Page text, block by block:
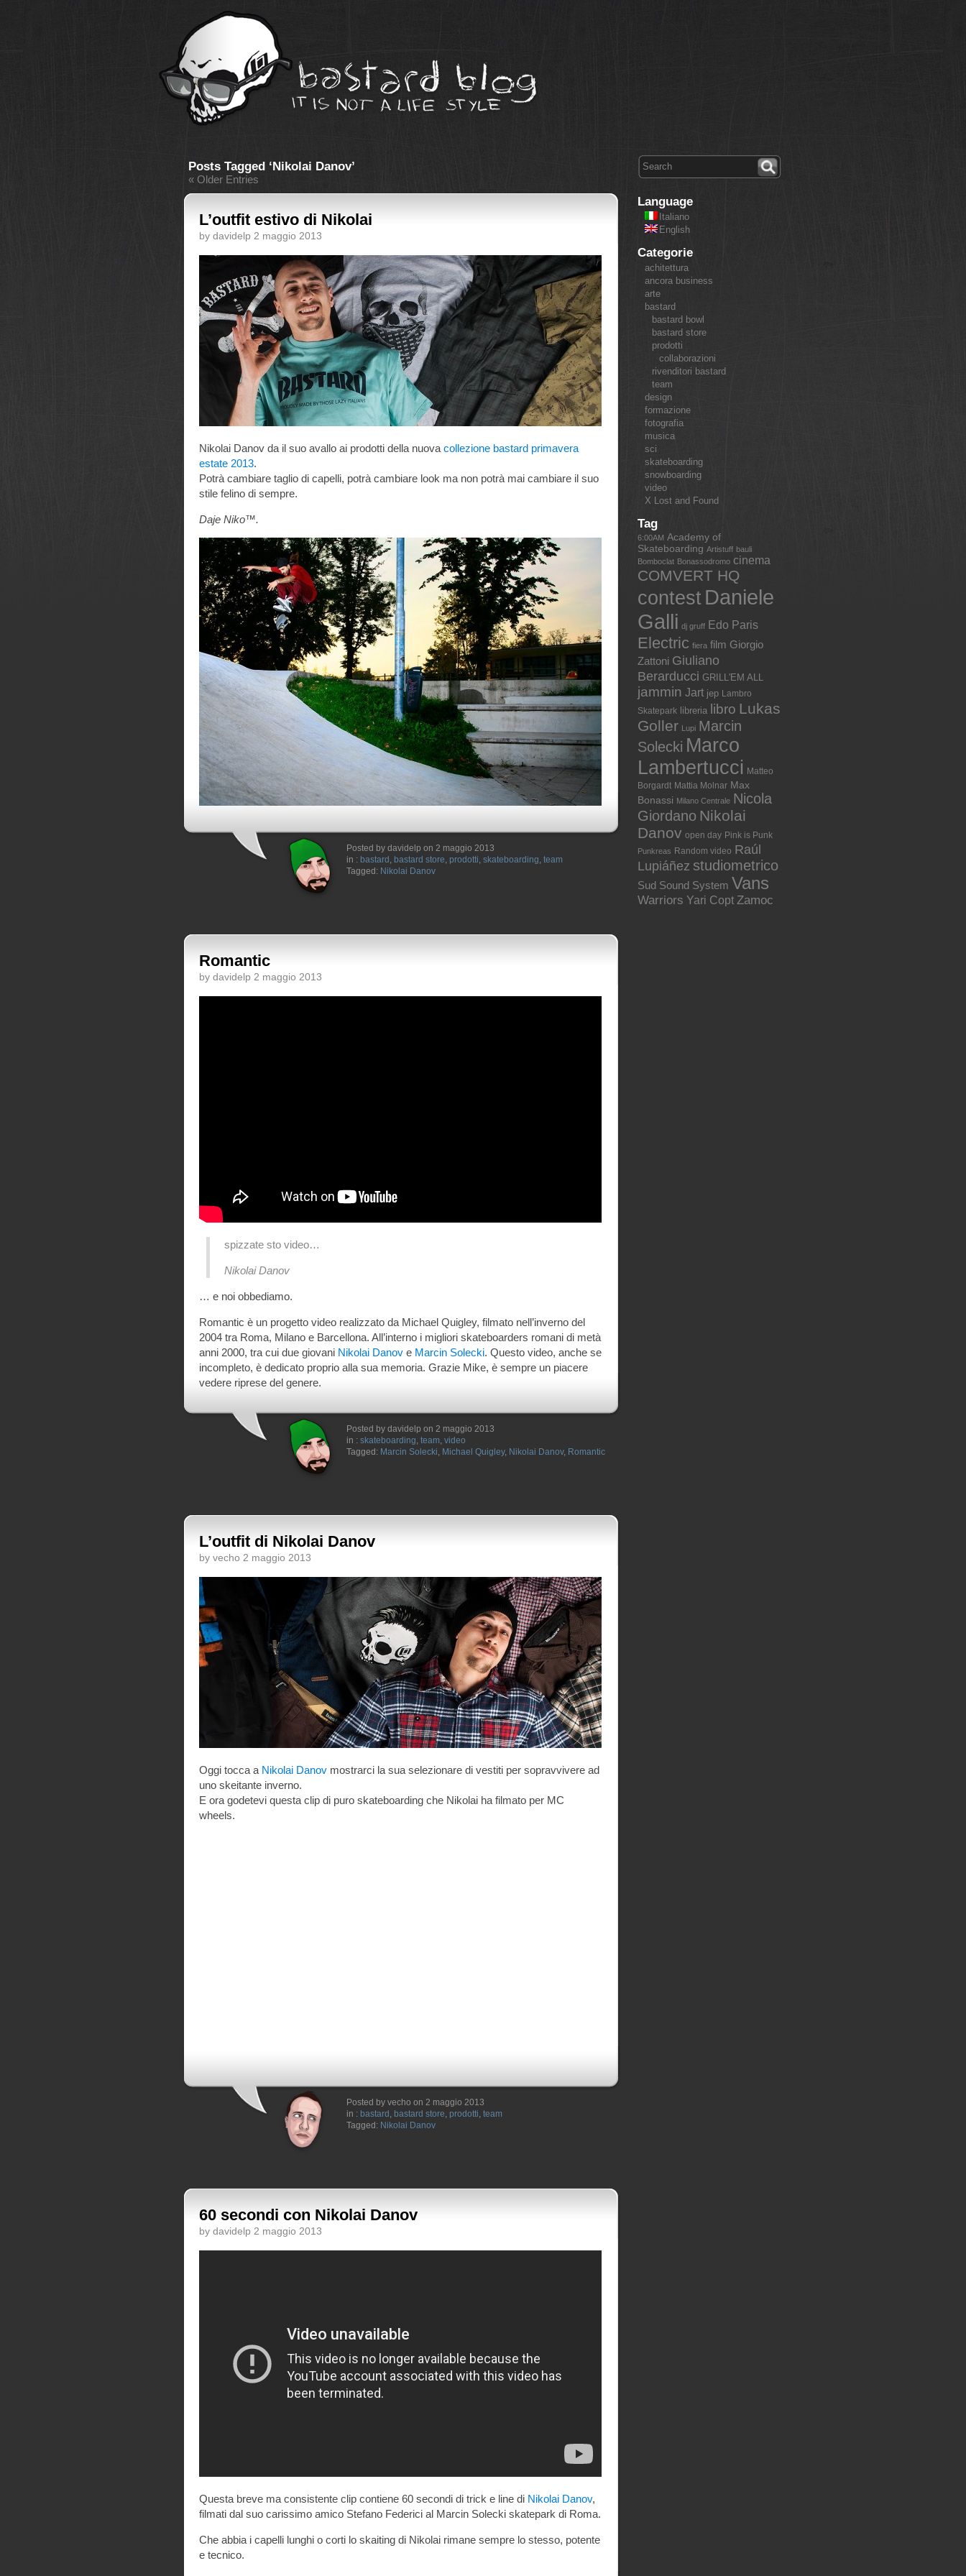
Posts Tagged ‘Nikolai Danov’
« Older Entries
L’outfit estivo di Nikolai
by davidelp 2 maggio 2013
Nikolai Danov da il suo avallo ai prodotti della nuova collezione bastard primavera
estate 2013.
Potrà cambiare taglio di capelli, potrà cambiare look ma non potrà mai cambiare il suo
stile felino di sempre.
Daje Niko™.
Posted by davidelp on 2 maggio 2013
in : bastard , bastard store, prodotti, skateboarding, team
Tagged: Nikolai Danov
Romantic
by davidelp 2 maggio 2013
spizzate sto video…
Nikolai Danov
… e noi obbediamo.
Romantic è un progetto video realizzato da Michael Quigley, filmato nell’inverno del
2004 tra Roma, Milano e Barcellona. All’interno i migliori skateboarders romani di metà
anni 2000, tra cui due giovani Nikolai Danov e Marcin Solecki. Questo video, anche se
incompleto, è dedicato proprio alla sua memoria. Grazie Mike, è sempre un piacere
vedere riprese del genere.
Posted by davidelp on 2 maggio 2013
in : skateboarding, team, video
Tagged: Marcin Solecki, Michael Quigley, Nikolai Danov, Romantic
L’outfit di Nikolai Danov
by vecho 2 maggio 2013
Oggi tocca a Nikolai Danov mostrarci la sua selezionare di vestiti per sopravvivere ad
uno skeitante inverno.
E ora godetevi questa clip di puro skateboarding che Nikolai ha filmato per MC
wheels.
Posted by vecho on 2 maggio 2013
in : bastard , bastard store, prodotti, team
Tagged: Nikolai Danov
60 secondi con Nikolai Danov
by davidelp 2 maggio 2013
Questa breve ma consistente clip contiene 60 secondi di trick e line di Nikolai Danov,
filmati dal suo carissimo amico Stefano Federici al Marcin Solecki skatepark di Roma.
Che abbia i capelli lunghi o corti lo skaiting di Nikolai rimane sempre lo stesso, potente
e tecnico.
Language
Italiano
English
Categorie
achitettura
ancora business
arte
bastard
bastard bowl
bastard store
prodotti
collaborazioni
rivenditori bastard
team
design
formazione
fotografia
musica
sci
skateboarding
snowboarding
video
X Lost and Found
Tag
6:00AM Academy of
Skateboarding Artistuff bauli
Bomboclat Bonassodromo cinema
COMVERT HQ
contest Daniele
Galli dj gruff Edo Paris
Electric fiera film Giorgio
Zattoni Giuliano
Berarducci GRILL'EM ALL
jammin Jart jep Lambro
Skatepark libreria libro Lukas
Goller Lupi Marcin
Solecki Marco
Lambertucci Matteo
Borgardt Mattia Molnar Max
Bonassi Milano Centrale Nicola
Giordano Nikolai
Danov open day Pink is Punk
Punkreas Random video Raúl
Lupiáñez studiometrico
Sud Sound System Vans
Warriors Yari Copt Zamoc